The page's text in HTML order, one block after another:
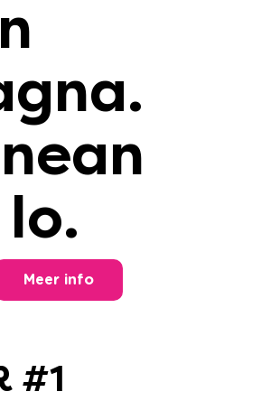
Meer info
#1